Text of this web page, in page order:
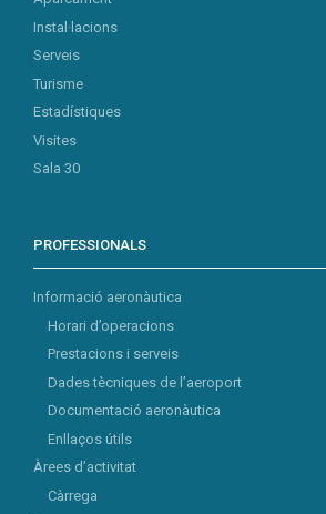
Instal·lacions
Serveis
Turisme
Estadístiques
Visites
Sala 30
PROFESSIONALS
Informació aeronàutica
Horari d’operacions
Prestacions i serveis
Dades tècniques de l’aeroport
Documentació aeronàutica
Enllaços útils
Àrees d’activitat
Càrrega